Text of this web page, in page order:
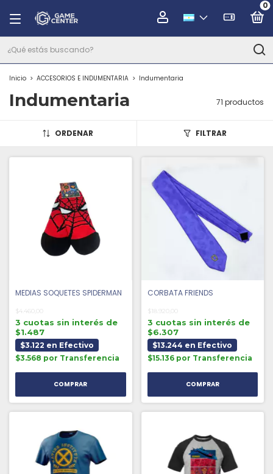
0
Inicio > ACCESORIOS E INDUMENTARIA > Indumentaria
Indumentaria 71 productos
ORDENAR FILTRAR
MEDIAS SOQUETES SPIDERMAN
$4.460,00
3 cuotas sin interés de
$1.487
$3.122 en Efectivo
$3.568 por Transferencia
CORBATA FRIENDS
$18.920,00
3 cuotas sin interés de
$6.307
$13.244 en Efectivo
$15.136 por Transferencia